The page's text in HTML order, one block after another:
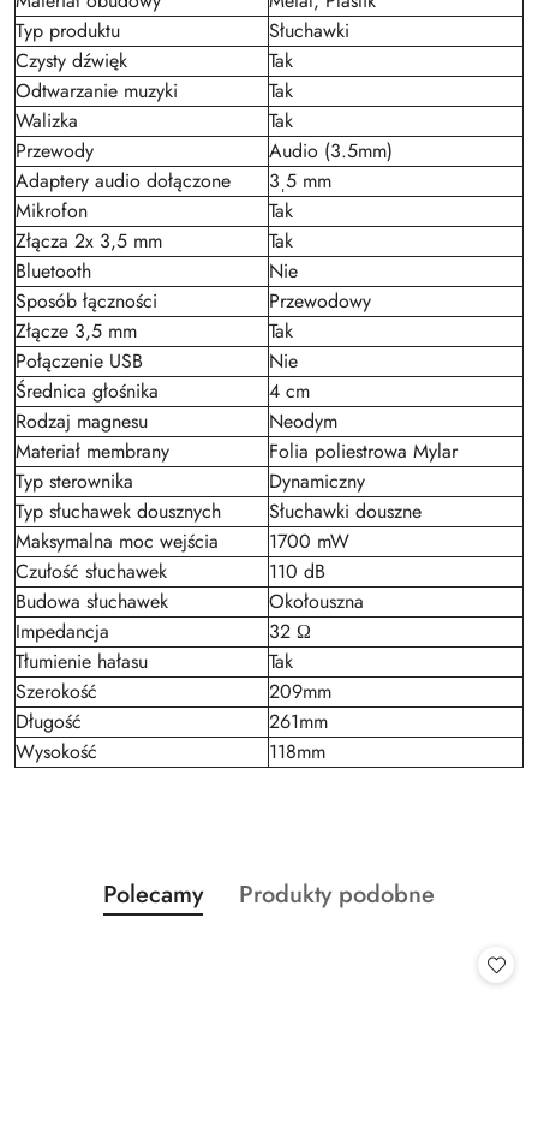
Typ produktu
Słuchawki
Czysty dźwięk
Tak
Odtwarzanie muzyki
Tak
Walizka
Tak
Przewody
Audio (3.5mm)
Adaptery audio dołączone
3ˌ5 mm
Mikrofon
Tak
Złącza 2x 3,5 mm
Tak
Bluetooth
Nie
Sposób łączności
Przewodowy
Złącze 3,5 mm
Tak
Połączenie USB
Nie
Średnica głośnika
4 cm
Rodzaj magnesu
Neodym
Materiał membrany
Folia poliestrowa Mylar
Typ sterownika
Dynamiczny
Typ słuchawek dousznych
Słuchawki douszne
Maksymalna moc wejścia
1700 mW
Czułość słuchawek
110 dB
Budowa słuchawek
Okołouszna
Impedancja
32 Ω
Tłumienie hałasu
Tak
Szerokość
209mm
Długość
261mm
Wysokość
118mm
Pomiń karuzelę produktów
Produkty
o
Polecamy
Produkty
Produkty podobne